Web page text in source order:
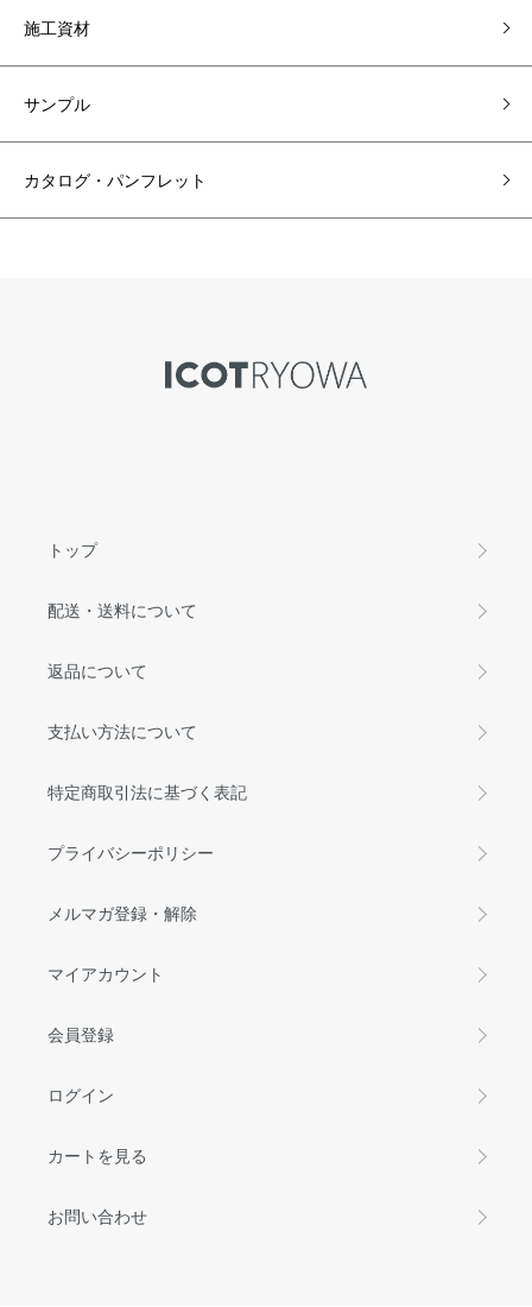
施工資材
サンプル
カタログ・パンフレット
トップ
配送・送料について
返品について
支払い方法について
特定商取引法に基づく表記
プライバシーポリシー
メルマガ登録・解除
マイアカウント
会員登録
ログイン
カートを見る
お問い合わせ